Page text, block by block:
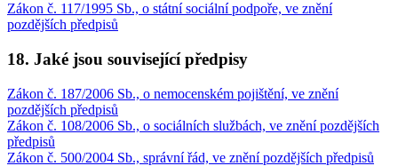
Zákon č. 117/1995 Sb., o státní sociální podpoře, ve znění
pozdějších předpisů
18. Jaké jsou související předpisy
Zákon č. 187/2006 Sb., o nemocenském pojištění, ve znění
pozdějších předpisů
Zákon č. 108/2006 Sb., o sociálních službách, ve znění pozdějších
předpisů
Zákon č. 500/2004 Sb., správní řád, ve znění pozdějších předpisů